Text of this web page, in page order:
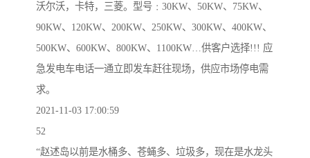
沃尔沃，卡特，三菱。型号﹕30KW、50KW、75KW、
90KW、120KW、200KW、250KW、300KW、400KW、
500KW、600KW、800KW、1100KW…供客户选择!!! 应
急发电车电话一通立即发车赶往现场，供应市场停电需
求。
2021-11-03 17:00:59
52
“赵述岛以前是水桶多、苍蝇多、垃圾多，现在是水龙头